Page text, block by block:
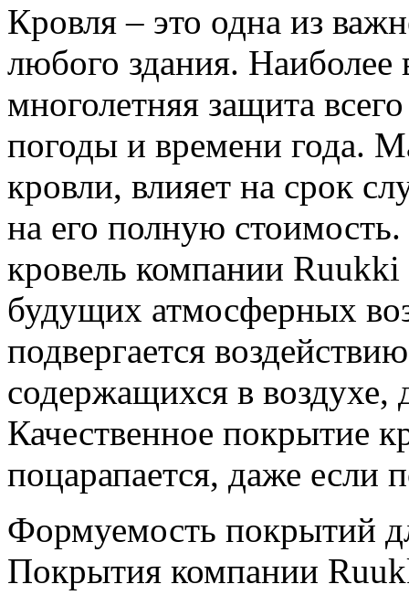
Кровля – это одна из
любого здания.
многолетняя защита
погоды и времени года.
кровли, влияет на срок
на его полную
кровель компании
будущих атмосферных
подвергается
содержащихся в воздухе,
Качественное покрытие
поцарапается, даже если
Формуемость покрытий
Покрытия компании